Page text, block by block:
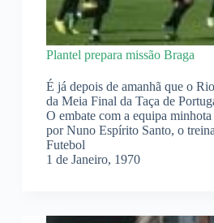
Plantel prepara missão Braga
É já depois de amanhã que o
da Meia Final da Taça de
O embate com a equipa
por Nuno Espírito Santo, o
Futebol
1 de Janeiro, 1970